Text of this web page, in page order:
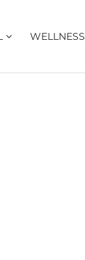
WELLNESS